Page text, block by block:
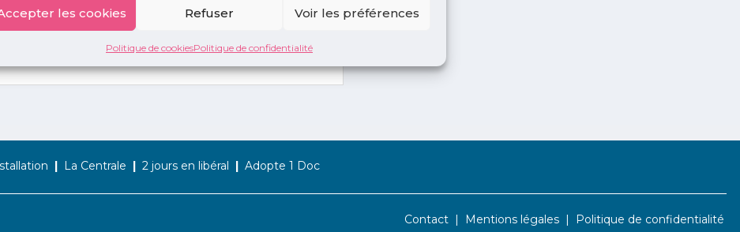
les cookies Refuser Voir les préférences
Politique de cookiesPolitique de confidentialité
La Centrale 2 jours en libéral Adopte 1 Doc
Contact Mentions légales Politique de confidentialité